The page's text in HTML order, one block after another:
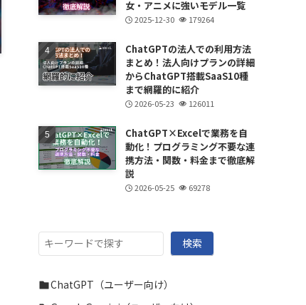
女・アニメに強いモデル一覧
2025-12-30 179264
ChatGPTの法人での利用方法
まとめ！法人向けプランの詳細
からChatGPT搭載SaaS10種
まで網羅的に紹介
2026-05-23 126011
ChatGPT×Excelで業務を自
動化！プログラミング不要な連
携方法・関数・料金まで徹底解
説
2026-05-25 69278
検
索
検索
ChatGPT（ユーザー向け）